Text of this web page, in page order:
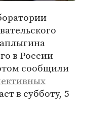
в России
сообщили
в субботу, 5